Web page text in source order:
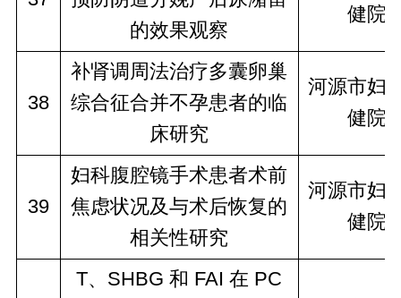
的效果观察
健院
38
补肾调周法治疗多囊卵巢
综合征合并不孕患者的临
床研究
河源市妇
健院
39
妇科腹腔镜手术患者术前
焦虑状况及与术后恢复的
相关性研究
河源市妇
健院
T、SHBG 和 FAI 在 PC